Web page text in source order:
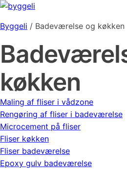
Byggeli / Badeværelse og køkken
køkken
Maling af fliser i vådzone
Rengøring af fliser i badeværelse
Microcement på fliser
Fliser køkken
Fliser badeværelse
Epoxy gulv badeværelse